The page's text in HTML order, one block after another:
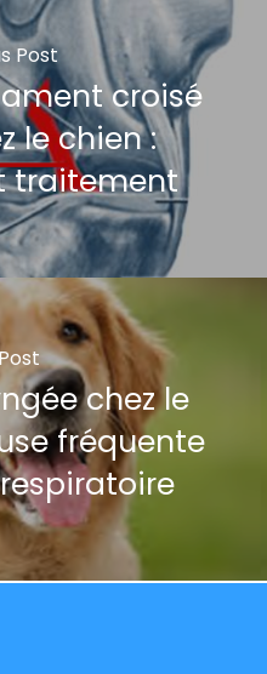
Post
croisé
le chien :
traitement
chez le
fréquente